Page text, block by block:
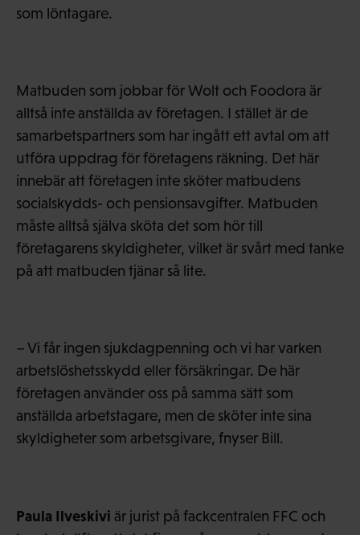
som löntagare.
Matbuden som jobbar för Wolt och Foodora är
alltså inte anställda av företagen. I stället är de
samarbetspartners som har ingått ett avtal om att
utföra uppdrag för företagens räkning. Det här
innebär att företagen inte sköter matbudens
socialskydds- och pensionsavgifter. Matbuden
måste alltså själva sköta det som hör till
företagarens skyldigheter, vilket är svårt med tanke
på att matbuden tjänar så lite.
– Vi får ingen sjukdagpenning och vi har varken
arbetslöshetsskydd eller försäkringar. De här
företagen använder oss på samma sätt som
anställda arbetstagare, men de sköter inte sina
skyldigheter som arbetsgivare, fnyser Bill.
Paula Ilveskivi är jurist på fackcentralen FFC och